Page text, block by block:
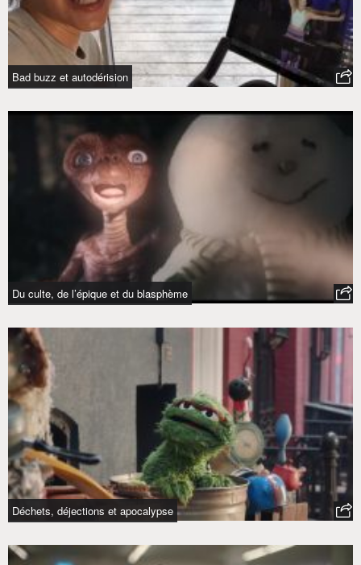
Bad buzz et autodérision
Du culte, de l’épique et du blasphème
Déchets, déjections et apocalypse